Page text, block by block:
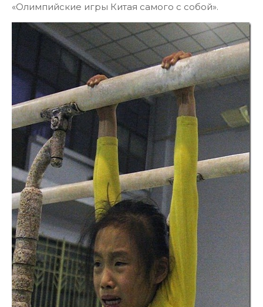
«Олимпийские игры Китая самого с собой».